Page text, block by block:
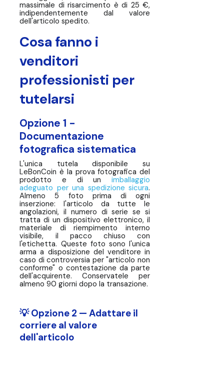
massimale di risarcimento è di 25 €,
indipendentemente dal valore
dell'articolo spedito.
Cosa fanno i
venditori
professionisti per
tutelarsi
Opzione 1 -
Documentazione
fotografica sistematica
L'unica tutela disponibile su
LeBonCoin è la prova fotografica del
prodotto e di un imballaggio
adeguato per una spedizione sicura.
Almeno 5 foto prima di ogni
inserzione: l'articolo da tutte le
angolazioni, il numero di serie se si
tratta di un dispositivo elettronico, il
materiale di riempimento interno
visibile, il pacco chiuso con
l'etichetta. Queste foto sono l'unica
arma a disposizione del venditore in
caso di controversia per "articolo non
conforme" o contestazione da parte
dell'acquirente. Conservatele per
almeno 90 giorni dopo la transazione.
💡 Opzione 2 — Adattare il
corriere al valore
dell'articolo